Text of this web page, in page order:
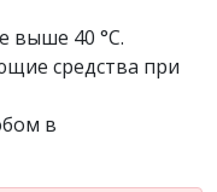
выше 40 °C.
средства при
в